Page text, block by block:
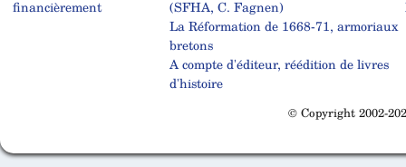
financièrement
(SFHA, C. Fagnen)
La Réformation de 1668-71, armoriaux
bretons
A compte d'éditeur, réédition de livres
d'histoire
© Copyright 2002-